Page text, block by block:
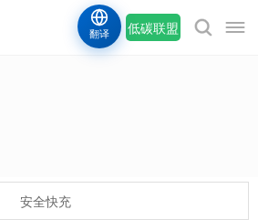
低碳联盟
翻译
安全快充